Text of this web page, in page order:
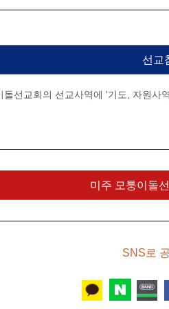
선교
돌선교회의 선교사역에 '기도, 자원사
미주 모퉁이돌
SNS로